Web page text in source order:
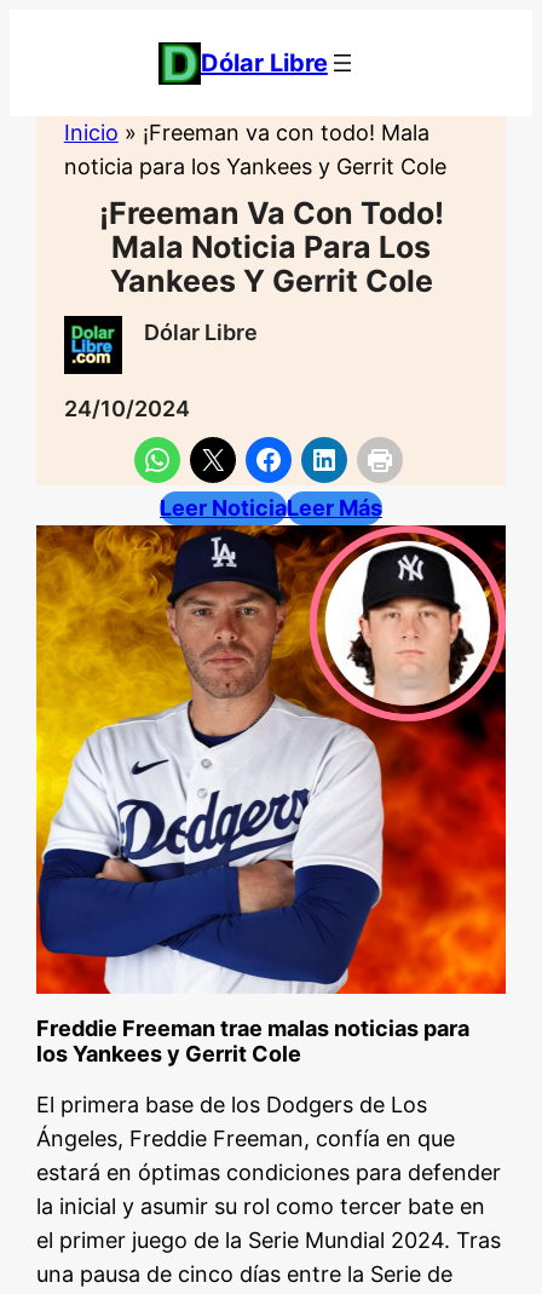
Dólar Libre
Inicio » ¡Freeman va con todo! Mala
noticia para los Yankees y Gerrit Cole
¡Freeman Va Con Todo!
Mala Noticia Para Los
Yankees Y Gerrit Cole
Dólar Libre
24/10/2024
Leer NoticiaLeer Más
Freddie Freeman trae malas noticias para
los Yankees y Gerrit Cole
El primera base de los Dodgers de Los
Ángeles, Freddie Freeman, confía en que
estará en óptimas condiciones para defender
la inicial y asumir su rol como tercer bate en
el primer juego de la Serie Mundial 2024. Tras
una pausa de cinco días entre la Serie de